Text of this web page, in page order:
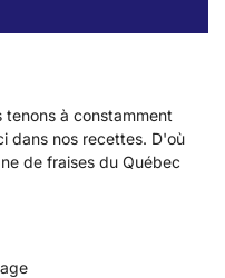
à constamment
dans nos recettes. D'où
de fraises du Québec